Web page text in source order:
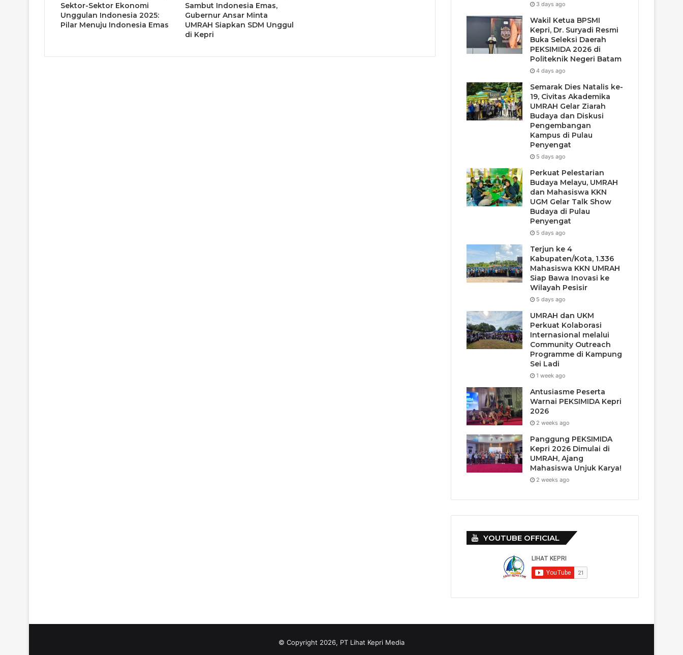
Sektor-Sektor Ekonomi
Unggulan Indonesia 2025:
Pilar Menuju Indonesia Emas
Sambut Indonesia Emas,
Gubernur Ansar Minta
UMRAH Siapkan SDM Unggul
di Kepri
3 days ago
Wakil Ketua BPSMI
Kepri, Dr. Suryadi Resmi
Buka Seleksi Daerah
PEKSIMIDA 2026 di
Politeknik Negeri Batam
4 days ago
Semarak Dies Natalis ke-
19, Civitas Akademika
UMRAH Gelar Ziarah
Budaya dan Diskusi
Pengembangan
Kampus di Pulau
Penyengat
5 days ago
Perkuat Pelestarian
Budaya Melayu, UMRAH
dan Mahasiswa KKN
UGM Gelar Talk Show
Budaya di Pulau
Penyengat
5 days ago
Terjun ke 4
Kabupaten/Kota, 1.336
Mahasiswa KKN UMRAH
Siap Bawa Inovasi ke
Wilayah Pesisir
5 days ago
UMRAH dan UKM
Perkuat Kolaborasi
Internasional melalui
Community Outreach
Programme di Kampung
Sei Ladi
1 week ago
Antusiasme Peserta
Warnai PEKSIMIDA Kepri
2026
2 weeks ago
Panggung PEKSIMIDA
Kepri 2026 Dimulai di
UMRAH, Ajang
Mahasiswa Unjuk Karya!
2 weeks ago
YOUTUBE OFFICIAL
© Copyright 2026, PT Lihat Kepri Media